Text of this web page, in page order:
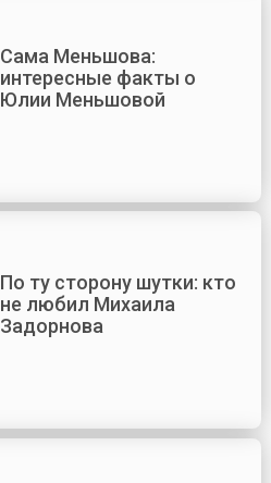
Сама Меньшова:
интересные факты о
Юлии Меньшовой
По ту сторону шутки: кто
не любил Михаила
Задорнова